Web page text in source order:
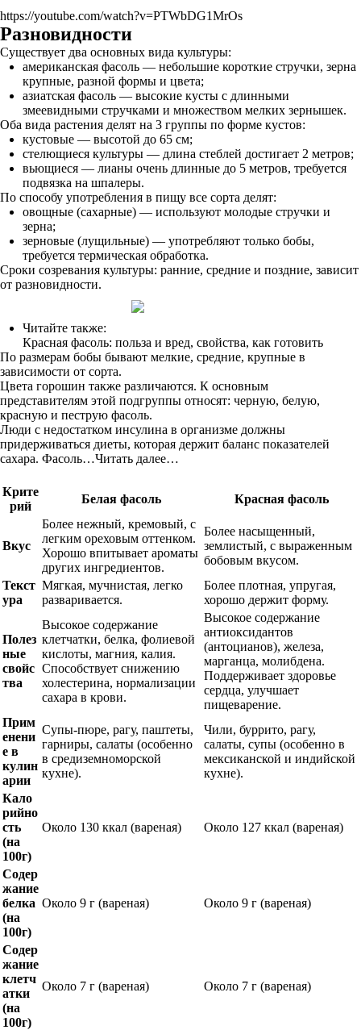
https://youtube.com/watch?v=PTWbDG1MrOs
Разновидности
Существует два основных вида культуры:
американская фасоль — небольшие короткие стручки, зерна
крупные, разной формы и цвета;
азиатская фасоль — высокие кусты с длинными
змеевидными стручками и множеством мелких зернышек.
Оба вида растения делят на 3 группы по форме кустов:
кустовые — высотой до 65 см;
стелющиеся культуры — длина стеблей достигает 2 метров;
вьющиеся — лианы очень длинные до 5 метров, требуется
подвязка на шпалеры.
По способу употребления в пищу все сорта делят:
овощные (сахарные) — используют молодые стручки и
зерна;
зерновые (лущильные) — употребляют только бобы,
требуется термическая обработка.
Сроки созревания культуры: ранние, средние и поздние, зависит
от разновидности.
Читайте также:
Красная фасоль: польза и вред, свойства, как готовить
По размерам бобы бывают мелкие, средние, крупные в
зависимости от сорта.
Цвета горошин также различаются. К основным
представителям этой подгруппы относят: черную, белую,
красную и пеструю фасоль.
Люди с недостатком инсулина в организме должны
придерживаться диеты, которая держит баланс показателей
сахара. Фасоль…Читать далее…
Крите
рий
Белая фасоль Красная фасоль
Вкус
Более нежный, кремовый, с
легким ореховым оттенком.
Хорошо впитывает ароматы
других ингредиентов.
Более насыщенный,
землистый, с выраженным
бобовым вкусом.
Текст
ура
Мягкая, мучнистая, легко
разваривается.
Более плотная, упругая,
хорошо держит форму.
Полез
ные
свойс
тва
Высокое содержание
клетчатки, белка, фолиевой
кислоты, магния, калия.
Способствует снижению
холестерина, нормализации
сахара в крови.
Высокое содержание
антиоксидантов
(антоцианов), железа,
марганца, молибдена.
Поддерживает здоровье
сердца, улучшает
пищеварение.
Прим
енени
е в
кулин
арии
Супы-пюре, рагу, паштеты,
гарниры, салаты (особенно
в средиземноморской
кухне).
Чили, буррито, рагу,
салаты, супы (особенно в
мексиканской и индийской
кухне).
Кало
рийно
сть
(на
100г)
Около 130 ккал (вареная) Около 127 ккал (вареная)
Содер
жание
белка
(на
100г)
Около 9 г (вареная) Около 9 г (вареная)
Содер
жание
клетч
атки
(на
100г)
Около 7 г (вареная) Около 7 г (вареная)